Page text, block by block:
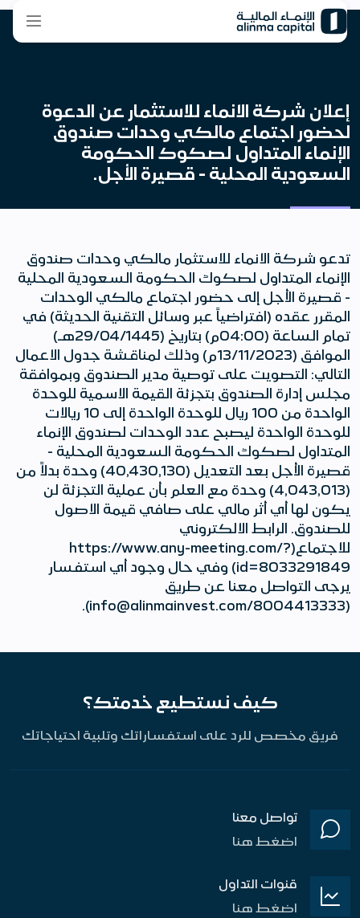
إعلان شركة الانماء للاستثمار عن الدعوة
لحضور اجتماع مالكي وحدات صندوق
الإنماء المتداول لصكوك الحكومة
السعودية المحلية - قصيرة الأجل.
تدعو شركة الانماء للاستثمار مالكي وحدات صندوق
الإنماء المتداول لصكوك الحكومة السعودية المحلية
- قصيرة الأجل إلى حضور اجتماع مالكي الوحدات
المقرر عقده (افتراضياً عبر وسائل التقنية الحديثة) في
تمام الساعة (04:00م) بتاريخ (29/04/1445هـ)
الموافق (13/11/2023م) وذلك لمناقشة جدول الاعمال
التالي: التصويت على توصية مدير الصندوق وبموافقة
مجلس إدارة الصندوق بتجزئة القيمة الاسمية للوحدة
الواحدة من 100 ريال للوحدة الواحدة إلى 10 ريالات
للوحدة الواحدة ليصبح عدد الوحدات لصندوق الإنماء
المتداول لصكوك الحكومة السعودية المحلية -
قصيرة الأجل بعد التعديل (40,430,130) وحدة بدلاً من
(4,043,013) وحدة مع العلم بأن عملية التجزئة لن
يكون لها أي أثر مالي على صافي قيمة الاصول
للصندوق. الرابط الالكتروني
للاجتماع(https://www.any-meeting.com/?
id=8033291849) وفي حال وجود أي استفسار
يرجى التواصل معنا عن طريق
(8004413333/info@alinmainvest.com).
كيف نستطيع خدمتك؟
فريق مخصص للرد على استفساراتك وتلبية احتياجاتك
تواصل معنا
اضغط هنا
قنوات التداول
اضغط هنا